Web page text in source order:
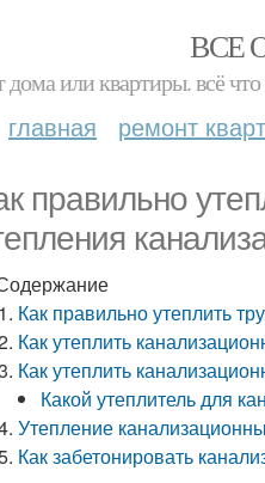
ВСЕ
дома или квартиры. всё
главная ремонт
правильно
Как правильно утеплить
Как утеплить
Как утеплить
Какой утеплитель для
Утепление
Как забетонировать